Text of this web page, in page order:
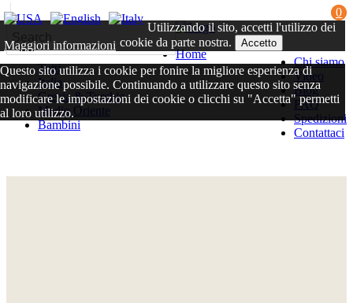
Chi siamo
Video
Blog
FAQ
Spedizioni
Contattaci
Home
Tutti
Italia
Grecia & Turchia
Medio Oriente
Bambini
0
Utilizzando il sito, accetti l'utilizzo dei
cookie da parte nostra.
Maggiori informazioni Accetto
Questo sito utilizza i cookie per fonire la migliore esperienza di
navigazione possibile. Continuando a utilizzare questo sito senza
modificare le impostazioni dei cookie o clicchi su "Accetta" permetti
al loro utilizzo.